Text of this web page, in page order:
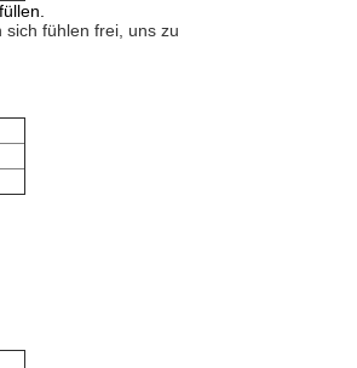
fühlen frei, uns zu